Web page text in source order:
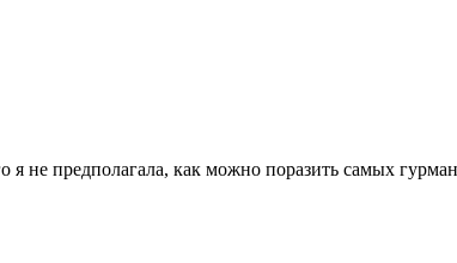
не предполагала, как можно поразить самых